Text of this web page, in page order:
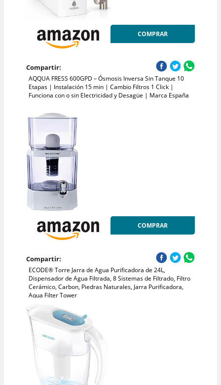
COMPRAR
Compartir:
AQQUA FRESS 600GPD – Ósmosis Inversa Sin Tanque 10
Etapas | Instalación 15 min | Cambio Filtros 1 Click |
Funciona con o sin Electricidad y Desagüe | Marca España
COMPRAR
Compartir:
ECODE® Torre Jarra de Agua Purificadora de 24L,
Dispensador de Agua Filtrada, 8 Sistemas de Filtrado, Filtro
Cerámico, Carbon, Piedras Naturales, Jarra Purificadora,
Aqua Filter Tower